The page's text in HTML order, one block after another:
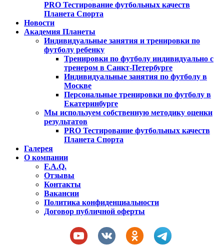
PRO Тестирование футбольных качеств
Планета Спорта
Новости
Академия Планеты
Индивидуальные занятия и тренировки по
футболу ребенку
Тренировки по футболу индивидуально с
тренером в Санкт-Петербурге
Индивидуальные занятия по футболу в
Москве
Персональные тренировки по футболу в
Екатеринбурге
Мы используем собственную методику оценки
результатов
PRO Тестирование футбольных качеств
Планета Спорта
Галерея
О компании
F.A.Q.
Отзывы
Контакты
Вакансии
Политика конфиденциальности
Договор публичной оферты